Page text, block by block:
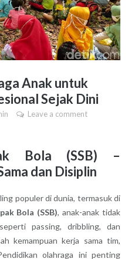
Anak untuk
Sejak Dini
Leave a comment
Bola (SSB) –
dan Disiplin
populer di dunia, termasuk di
Bola (SSB), anak-anak tidak
passing, dribbling, dan
kemampuan kerja sama tim,
olahraga ini penting